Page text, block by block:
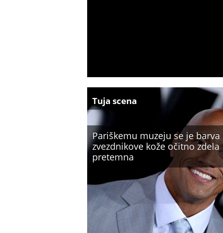
Pariškemu muzeju se je barva
zvezdnikove kože očitno zdela
pretemna
Tuja scena